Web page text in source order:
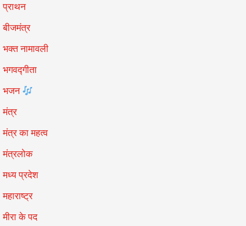
प्राथन
बीजमंत्र
भक्त नामावली
भगवद्गीता
भजन
मंत्र
मंत्र का महत्व
मंत्रलोक
मध्य प्रदेश
महाराष्ट्र
मीरा के पद